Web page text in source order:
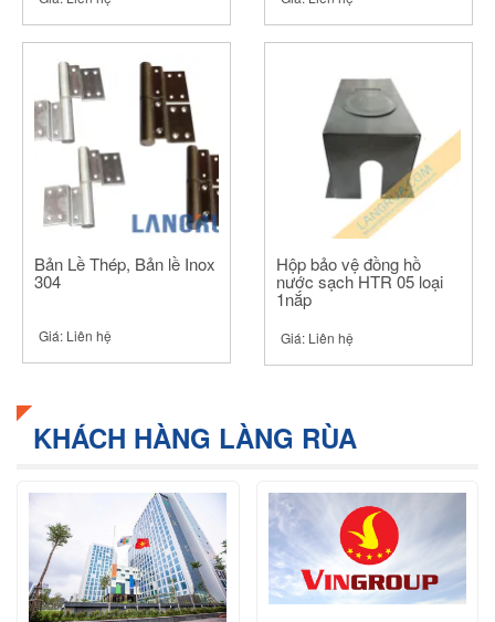
Bản Lề Thép, Bản lề Inox
304
Giá: Liên hệ
Hộp bảo vệ đồng hồ
nước sạch HTR 05 loại
1nắp
Giá: Liên hệ
KHÁCH HÀNG LÀNG RÙA